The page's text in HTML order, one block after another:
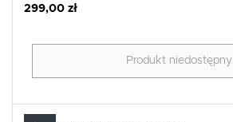
299,00 zł
Produkt niedostępny